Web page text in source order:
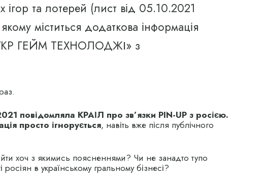
ігор та лотерей (лист від 05.10.2021
міститься додаткова інформація
ГЕЙМ ТЕХНОЛОДЖІ» з
повідомляла КРАІЛ про зв’язки PIN-UP з росією.
просто ігнорується, навіть вже після публічного
хоч з якимись поясненнями? Чи не занадто тупо
росіян в українському гральному бізнесі?